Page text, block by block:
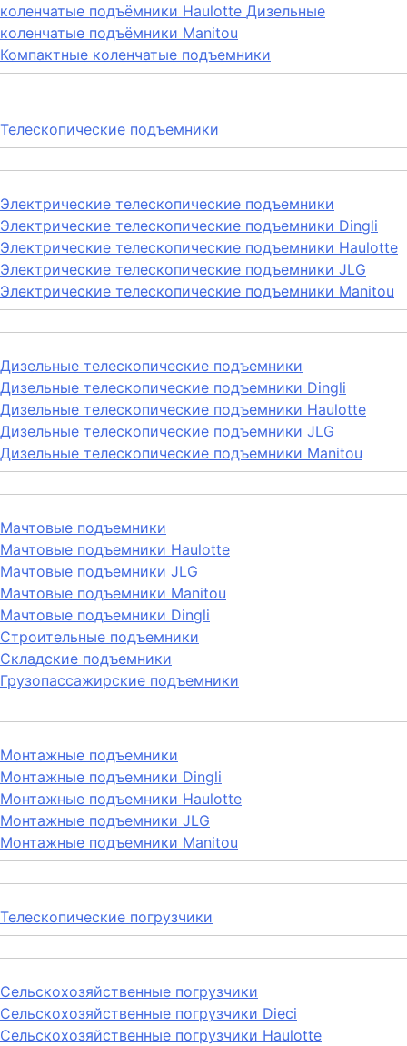
коленчатые подъёмники Haulotte Дизельные
коленчатые подъёмники Manitou
Компактные коленчатые подъемники
Телескопические подъемники
Электрические телескопические подъемники
Электрические телескопические подъемники Dingli
Электрические телескопические подъемники Haulotte
Электрические телескопические подъемники JLG
Электрические телескопические подъемники Manitou
Дизельные телескопические подъемники
Дизельные телескопические подъемники Dingli
Дизельные телескопические подъемники Haulotte
Дизельные телескопические подъемники JLG
Дизельные телескопические подъемники Manitou
Мачтовые подъемники
Мачтовые подъемники Haulotte
Мачтовые подъемники JLG
Мачтовые подъемники Manitou
Мачтовые подъемники Dingli
Строительные подъемники
Складские подъемники
Грузопассажирские подъемники
Монтажные подъемники
Монтажные подъемники Dingli
Монтажные подъемники Haulotte
Монтажные подъемники JLG
Монтажные подъемники Manitou
Телескопические погрузчики
Сельскохозяйственные погрузчики
Сельскохозяйственные погрузчики Dieci
Сельскохозяйственные погрузчики Haulotte